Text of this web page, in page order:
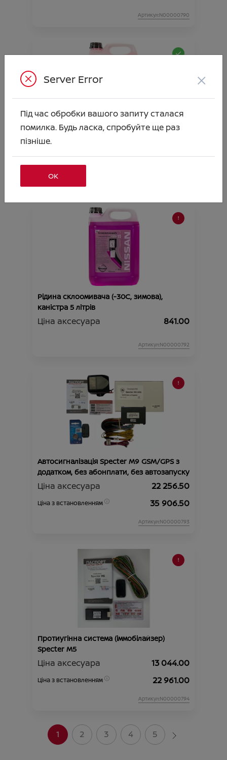
Артикул:N00000790
РІДИНА СКЛООМИВАЧА (Всесезонна-
Антимошка) -20* 5л
Ціна аксесуара 667.00
Рідина склоомивача (-30C, зимова),
каністра 5 літрів
Ціна аксесуара 841.00
Артикул:N00000792
Автосигналізація Specter M9 GSM/GPS з
додатком, без абонплати, без автозапуску
Ціна аксесуара 22 256.50
Ціна з встановленням 35 906.50
Артикул:N00000793
Протиугінна система (іммобілайзер)
Specter М5
Ціна аксесуара 13 044.00
Ціна з встановленням 22 961.00
Артикул:N00000794
1 2 3 4 5
Server Error ×
Під час обробки вашого запиту сталася
помилка. Будь ласка, спробуйте ще раз
пізніше.
ОК